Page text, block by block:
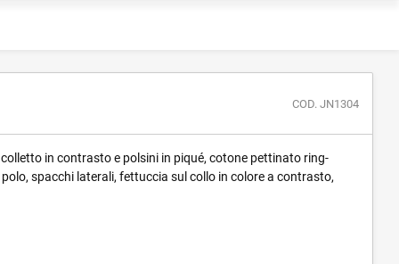
COD. JN1304
in contrasto e polsini in piqué, cotone pettinato ring-
spacchi laterali, fettuccia sul collo in colore a contrasto,